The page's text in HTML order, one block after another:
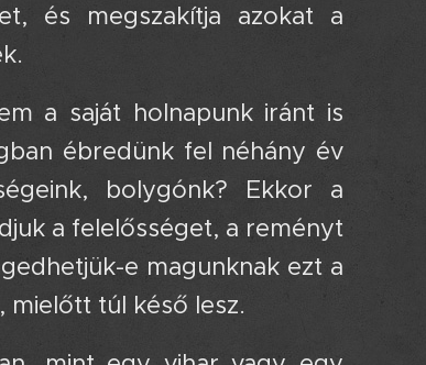
és megszakítja azokat a
a saját holnapunk iránt is
ébredünk fel néhány év
bolygónk? Ekkor a
a felelősséget, a reményt
e magunknak ezt a
mielőtt túl késő lesz.